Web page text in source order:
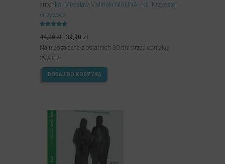
autor ks. Mirosław Maliński MALINA
ks. Krzysztof
Grzywocz
5.00
na 5.
44,90zł
Pierwotna
cena
44,90zł.
39,90 złAktualna
cena
39,90zł.
Najniższa cena z ostatnich 30 dni przed obniżką:
39,90 zł
DODAJ DO KOSZYKA